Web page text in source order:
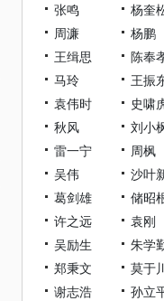
张鸣
杨奎
周濂
杨鹏
王缉思
陈奉
马玲
王振
袁伟时
史啸
秋风
刘小
雷一宁
周枫
吴伟
沙叶
葛剑雄
储昭
许之远
袁刚
吴励生
朱学
郑秉文
莫于
谢志浩
孙立